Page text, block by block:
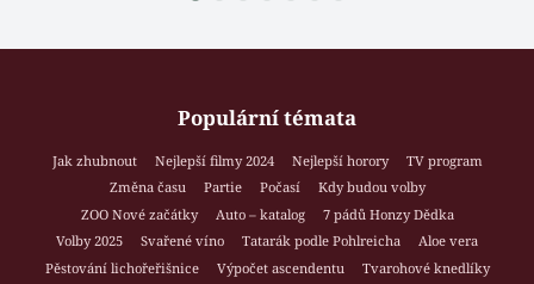
Populární témata
Jak zhubnout Nejlepší filmy 2024 Nejlepší horory
TV program
Změna času
Partie Počasí
Kdy budou volby
ZOO Nové začátky
Auto – katalog
7 pádů Honzy Dědka
Volby 2025
Svařené víno Tatarák podle Pohlreicha
Aloe vera
Pěstování lichořeřišnice
Výpočet ascendentu
Tvarohové knedlíky